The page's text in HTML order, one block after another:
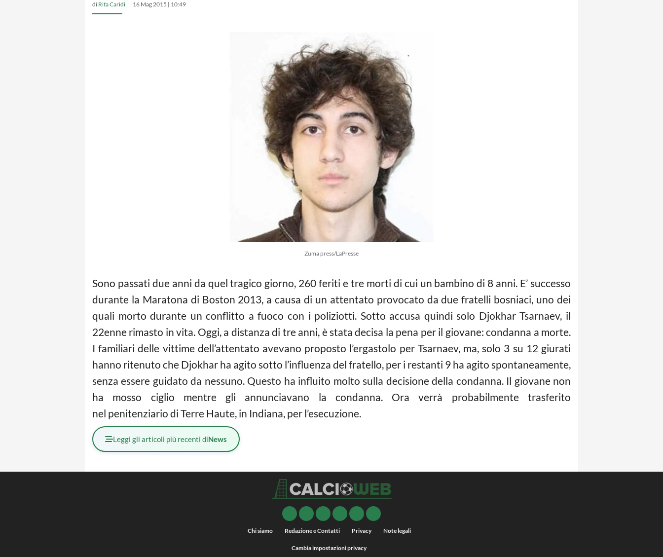
di Rita Caridi 16 Mag 2015 | 10:49
Zuma press/LaPresse
Sono passati due anni da quel tragico giorno, 260 feriti e tre morti di cui un bambino di 8 anni. E’ successo
durante la Maratona di Boston 2013, a causa di un attentato provocato da due fratelli bosniaci, uno dei
quali morto durante un conflitto a fuoco con i poliziotti. Sotto accusa quindi solo Djokhar Tsarnaev, il
22enne rimasto in vita. Oggi, a distanza di tre anni, è stata decisa la pena per il giovane: condanna a morte.
I familiari delle vittime dell’attentato avevano proposto l’ergastolo per Tsarnaev, ma, solo 3 su 12 giurati
hanno ritenuto che Djokhar ha agito sotto l’influenza del fratello, per i restanti 9 ha agito spontaneamente,
senza essere guidato da nessuno. Questo ha influito molto sulla decisione della condanna. Il giovane non
ha mosso ciglio mentre gli annunciavano la condanna. Ora verrà probabilmente trasferito
nel penitenziario di Terre Haute, in Indiana, per l’esecuzione.
Leggi gli articoli più recenti diNews
Chi siamo Redazione e Contatti Privacy Note legali
Cambia impostazioni privacy